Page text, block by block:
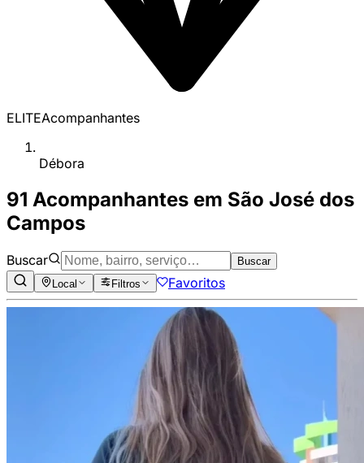
ELITEAcompanhantes
Débora
91 Acompanhantes em São José dos
Campos
Buscar
Buscar
Local
Filtros Favoritos